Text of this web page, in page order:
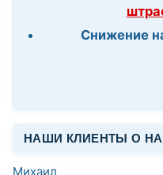
Снижение
НАШИ КЛИЕНТЫ О
Михаил